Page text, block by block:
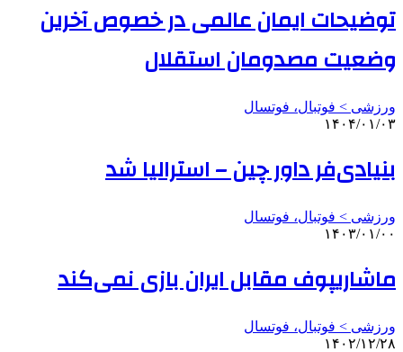
توضیحات ایمان عالمی در خصوص آخرین
وضعیت مصدومان استقلال
ورزشی > فوتبال، فوتسال
۱۴۰۴/۰۱/۰۳
بنیادی‌فر داور چین – استرالیا شد
ورزشی > فوتبال، فوتسال
۱۴۰۳/۰۱/۰۰
ماشاریپوف مقابل ایران بازی نمی‌کند
ورزشی > فوتبال، فوتسال
۱۴۰۲/۱۲/۲۸